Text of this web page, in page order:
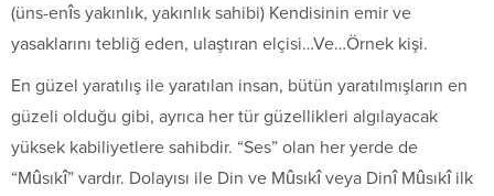
(üns-enîs yakınlık, yakınlık sahibi) Kendisinin emir ve
yasaklarını tebliğ eden, ulaştıran elçisi…Ve…Örnek kişi.
En güzel yaratılış ile yaratılan insan, bütün yaratılmışların en
güzeli olduğu gibi, ayrıca her tür güzellikleri algılayacak
yüksek kabiliyetlere sahibdir. “Ses” olan her yerde de
“Mûsıkî” vardır. Dolayısı ile Din ve Mûsıkî veya Dinî Mûsıkî ilk